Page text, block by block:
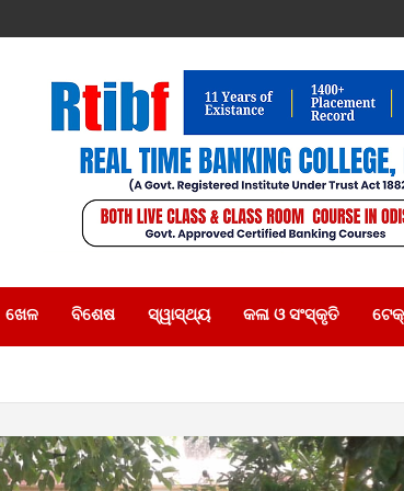
ଖେଳ ବିଶେଷ ସ୍ୱାସ୍ଥ୍ୟ କଳା ଓ ସଂସ୍କୃତି